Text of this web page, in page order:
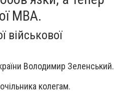
МВА.
військової
Володимир Зеленський.
колегам.